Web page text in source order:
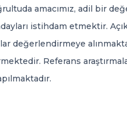
amacımız, adil bir
istihdam etmektir.
değerlendirmeye
Referans